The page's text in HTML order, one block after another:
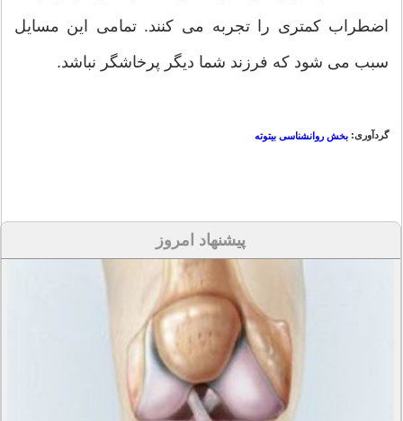
اضطراب کمتری را تجربه می کنند. تمامی این مسایل
سبب می شود که فرزند شما ديگر پرخاشگر نباشد.
گردآوری: بخش روانشناسی بیتوته
پیشنهاد امروز